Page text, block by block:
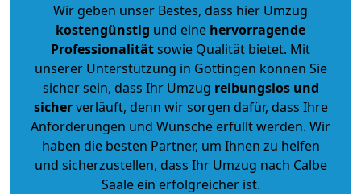
Wir geben unser Bestes, dass hier Umzug
kostengünstig und eine hervorragende
Professionalitätsowie Qualität bietet. Mit
unserer Unterstützung in Göttingen können Sie
sicher sein, dass Ihr Umzug reibungslos und
sicherverläuft, denn wir sorgen dafür, dass Ihre
Anforderungen und Wünsche erfüllt werden. Wir
haben die besten Partner, um Ihnen zu helfen
und sicherzustellen, dass Ihr Umzug nach Calbe
Saale ein erfolgreicher ist.